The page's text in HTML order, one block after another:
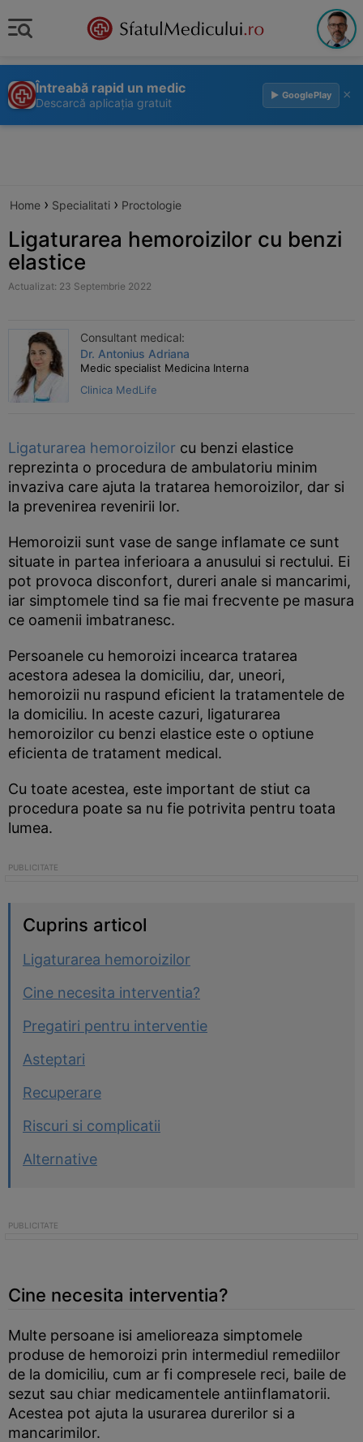
Întreabă rapid un medic
Descarcă aplicația gratuit
▶ GooglePlay ×
Home › Specialitati › Proctologie
Ligaturarea hemoroizilor cu benzi
elastice
Actualizat: 23 Septembrie 2022
Consultant medical:
Dr. Antonius Adriana
Medic specialist Medicina Interna
Clinica MedLife
Ligaturarea hemoroizilor cu benzi elastice
reprezinta o procedura de ambulatoriu minim
invaziva care ajuta la tratarea hemoroizilor, dar si
la prevenirea revenirii lor.
Hemoroizii sunt vase de sange inflamate ce sunt
situate in partea inferioara a anusului si rectului. Ei
pot provoca disconfort, dureri anale si mancarimi,
iar simptomele tind sa fie mai frecvente pe masura
ce oamenii imbatranesc.
Persoanele cu hemoroizi incearca tratarea
acestora adesea la domiciliu, dar, uneori,
hemoroizii nu raspund eficient la tratamentele de
la domiciliu. In aceste cazuri, ligaturarea
hemoroizilor cu benzi elastice este o optiune
eficienta de tratament medical.
Cu toate acestea, este important de stiut ca
procedura poate sa nu fie potrivita pentru toata
lumea.
Cuprins articol
Ligaturarea hemoroizilor
Cine necesita interventia?
Pregatiri pentru interventie
Asteptari
Recuperare
Riscuri si complicatii
Alternative
Cine necesita interventia?
Multe persoane isi amelioreaza simptomele
produse de hemoroizi prin intermediul remediilor
de la domiciliu, cum ar fi compresele reci, baile de
sezut sau chiar medicamentele antiinflamatorii.
Acestea pot ajuta la usurarea durerilor si a
mancarimilor.